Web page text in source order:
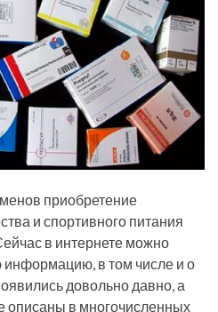
приобретение
и спортивного питания
в интернете можно
информацию, в том числе и о
довольно давно, а
описаны в многочисленных